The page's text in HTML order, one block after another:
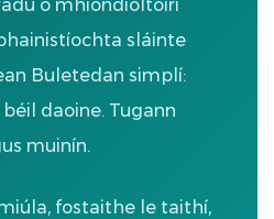
ó mhiondíoltóirí
sláinte
Buletedan simplí:
daoine. Tugann
muinín.
fostaithe le taithí,